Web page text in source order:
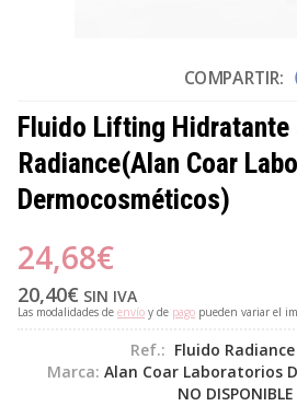
COMPARTIR:
Fluido Lifting Hidratante
Radiance(Alan Coar
Dermocosméticos)
24,68€
20,40€ SIN IVA
Las modalidades de envío y de pago pueden variar el
Ref.: Fluido
Marca: Alan Coar Laboratorios
NO DISPONIBLE